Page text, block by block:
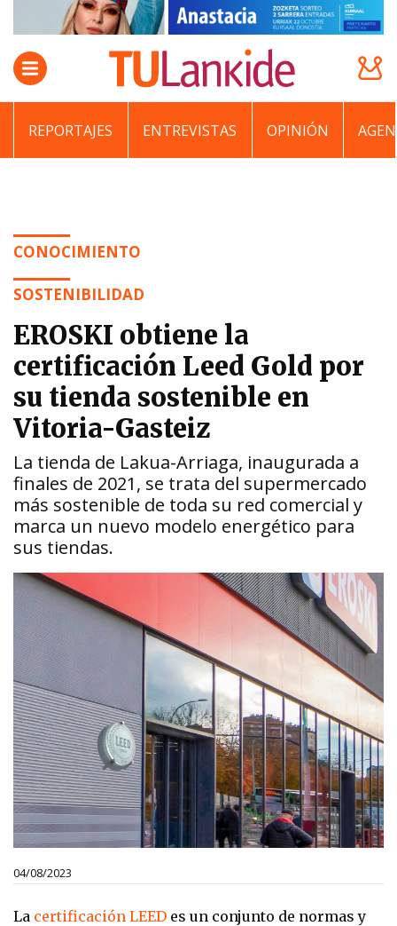
REPORTAJES ENTREVISTAS OPINIÓN
CONOCIMIENTO
SOSTENIBILIDAD
EROSKI obtiene la
certificación Leed Gold por
su tienda sostenible en
Vitoria-Gasteiz
La tienda de Lakua-Arriaga, inaugurada a
finales de 2021, se trata del supermercado
más sostenible de toda su red comercial y
marca un nuevo modelo energético para
sus tiendas.
04/08/2023
La certificación LEED es un conjunto de normas y